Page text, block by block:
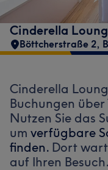
Cinderella
Böttcherstraße 2,
Cinderella
Buchungen
Nutzen Sie das
um verfügbare
finden. Dort
auf Ihren Besuch.